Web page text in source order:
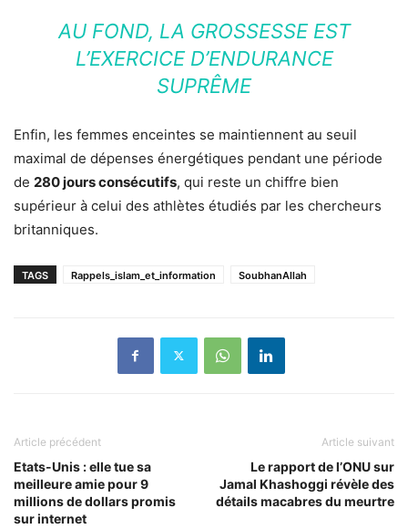
AU FOND, LA GROSSESSE EST
L’EXERCICE D’ENDURANCE
SUPRÊME
Enfin, les femmes enceintes se maintiennent au seuil
maximal de dépenses énergétiques pendant une période
de 280 jours consécutifs, qui reste un chiffre bien
supérieur à celui des athlètes étudiés par les chercheurs
britanniques.
TAGS Rappels_islam_et_information SoubhanAllah
Article précédent
Etats-Unis : elle tue sa
meilleure amie pour 9
millions de dollars promis
sur internet
Article suivant
Le rapport de l’ONU sur
Jamal Khashoggi révèle des
détails macabres du meurtre